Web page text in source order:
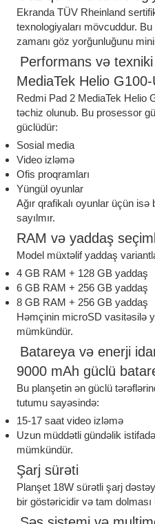
Ekranda TÜV Rheinland
texnologiyaları mövcuddur.
zamanı göz yorğunluğunu
Performans və
MediaTek Helio
Redmi Pad 2 MediaTek Helio
təchiz olunub. Bu prosessor
güclüdür:
Sosial media
Video izləmə
Ofis proqramları
Yüngül oyunlar
Ağır qrafikalı oyunlar üçün
sayılmır.
RAM və yaddaş
Model müxtəlif yaddaş
4 GB RAM + 128 GB yaddaş
6 GB RAM + 256 GB yaddaş
8 GB RAM + 256 GB yaddaş
Həmçinin microSD vasitəsilə
mümkündür.
Batareya və enerji
9000 mAh güclü
Bu planşetin ən güclü
tutumu sayəsində:
15-17 saat video izləmə
Uzun müddətli gündəlik istifadə
mümkündür.
Şarj sürəti
Planşet 18W sürətli şarj
bir göstəricidir və tam